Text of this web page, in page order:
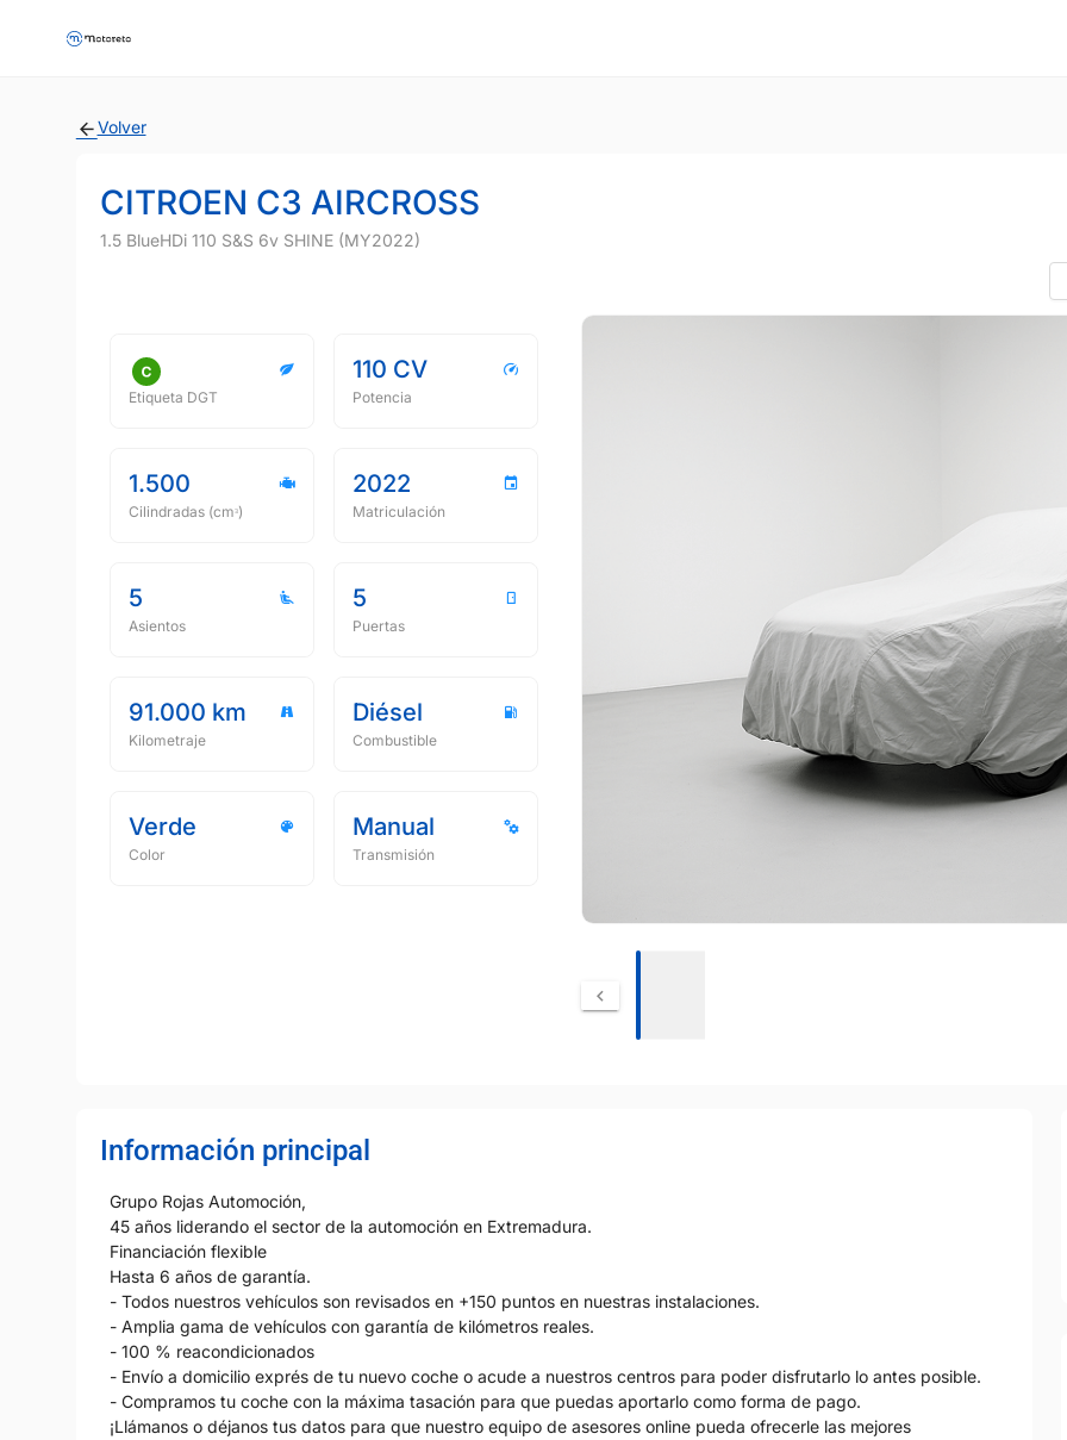
Volver
CITROEN C3 AIRCROSS
1.5 BlueHDi 110 S&S 6v SHINE (MY2022)
Etiqueta DGT
110 CV
Potencia
1.500
Cilindradas (cmᵌ)
2022
Matriculación
5
Asientos
5
Puertas
91.000 km
Kilometraje
Diésel
Combustible
Verde
Color
Manual
Transmisión
Información principal
Grupo Rojas Automoción,
45 años liderando el sector de la automoción en Extremadura.
Financiación flexible
Hasta 6 años de garantía.
- Todos nuestros vehículos son revisados en +150 puntos en nuestras instalaciones.
- Amplia gama de vehículos con garantía de kilómetros reales.
- 100 % reacondicionados
- Envío a domicilio exprés de tu nuevo coche o acude a nuestros centros para poder disfrutarlo lo antes posible.
- Compramos tu coche con la máxima tasación para que puedas aportarlo como forma de pago.
¡Llámanos o déjanos tus datos para que nuestro equipo de asesores online pueda ofrecerle las mejores